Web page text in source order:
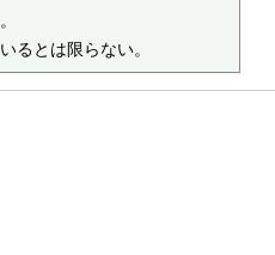
るとは限らない。